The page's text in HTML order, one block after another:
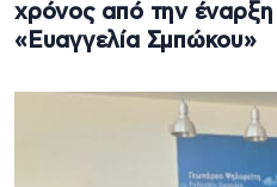
χρόνος από την
«Ευαγγελία Σμπώκου»